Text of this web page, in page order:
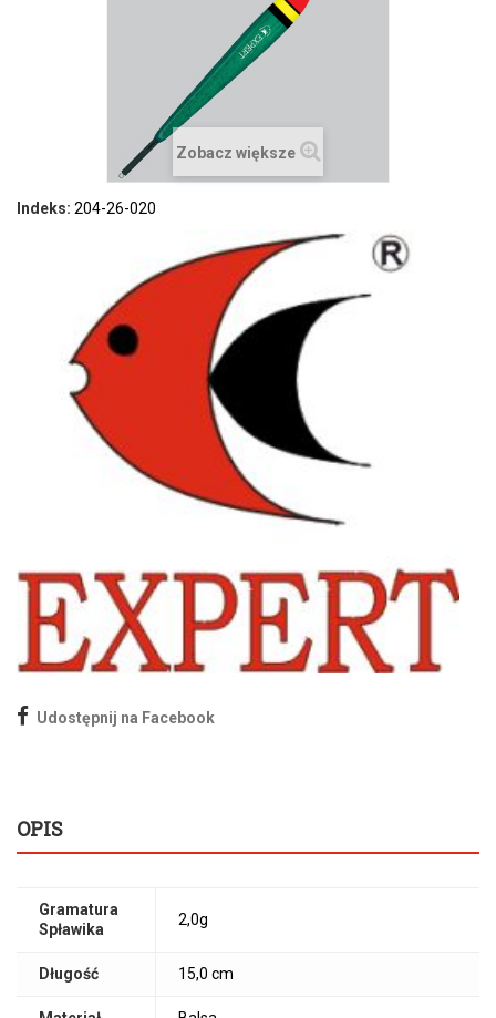
Zobacz większe
Indeks: 204-26-020
Udostępnij na Facebook
OPIS
Gramatura
Spławika
2,0g
Długość 15,0 cm